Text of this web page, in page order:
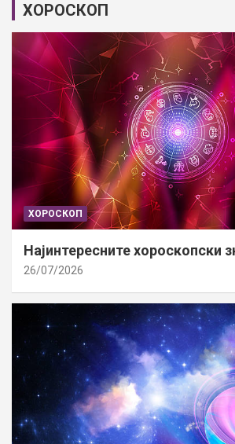
ХОРОСКОП
ХОРОСКОП
Најинтересните хороскопски
26/07/2026